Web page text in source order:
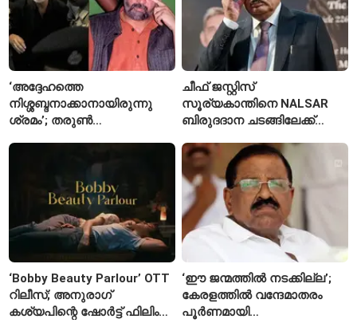
‘അദ്ദേഹത്തെ
നിശ്ശബ്ദനാക്കാനായിരുന്നു
ശ്രമം’; തരുണ്‍
കാരണമെന്ന് മകൾ
ചീഫ് ജസ്റ്റിസ്
സൂര്യകാന്തിനെ NALSAR
ബിരുദദാന ചടങ്ങിലേക്ക്
വിദ്യാർഥികളുടെ എതിർപ്പ്
‘Bobby Beauty Parlour’ OTT
റിലീസ്; അനുരാഗ്
കശ്യപിന്റെ ഷോർട്ട് ഫിലിം
‘ഈ ജന്മത്തിൽ നടക്കില്ല’;
കേരളത്തിൽ വന്ദേമാതരം
പൂർണമായി